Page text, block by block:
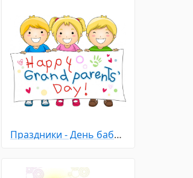
Праздники - День бабушек и дедушек